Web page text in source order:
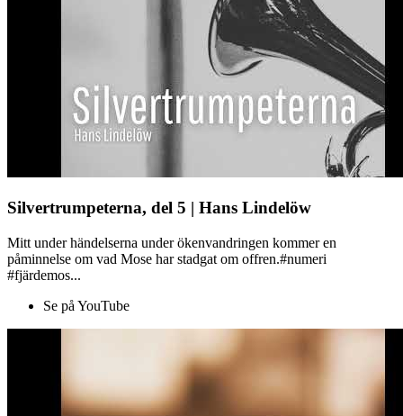
Silvertrumpeterna, del 5 | Hans Lindelöw
Mitt under händelserna under ökenvandringen kommer en
påminnelse om vad Mose har stadgat om offren.#numeri
#fjärdemos...
Se på YouTube